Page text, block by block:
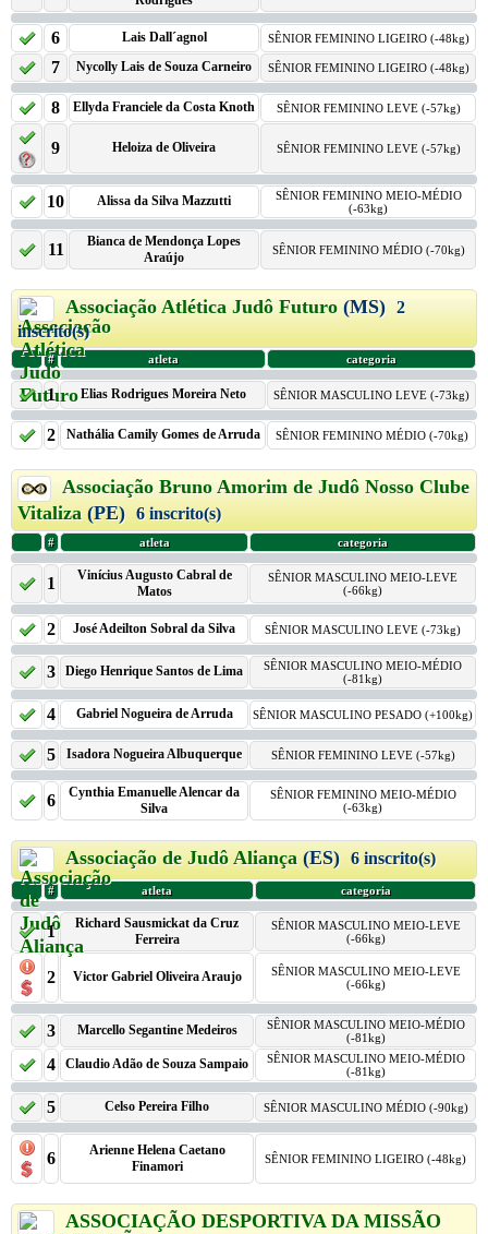
6 Lais Dall´agnol SÊNIOR FEMININO LIGEIRO (-48kg)
7 Nycolly Lais de Souza Carneiro SÊNIOR FEMININO LIGEIRO (-48kg)
8 Ellyda Franciele da Costa Knoth SÊNIOR FEMININO LEVE (-57kg)
9 Heloiza de Oliveira SÊNIOR FEMININO LEVE (-57kg)
10 Alissa da Silva Mazzutti
SÊNIOR FEMININO MEIO-MÉDIO
(-63kg)
11
Bianca de Mendonça Lopes
Araújo
SÊNIOR FEMININO MÉDIO (-70kg)
Associação Atlética Judô Futuro (MS) 2
inscrito(s)
# atleta categoria
1 Elias Rodrigues Moreira Neto SÊNIOR MASCULINO LEVE (-73kg)
2 Nathália Camily Gomes de Arruda SÊNIOR FEMININO MÉDIO (-70kg)
Associação Bruno Amorim de Judô Nosso Clube
Vitaliza (PE) 6 inscrito(s)
# atleta categoria
1
Vinícius Augusto Cabral de
Matos
SÊNIOR MASCULINO MEIO-LEVE
(-66kg)
2 José Adeilton Sobral da Silva SÊNIOR MASCULINO LEVE (-73kg)
3 Diego Henrique Santos de Lima
SÊNIOR MASCULINO MEIO-MÉDIO
(-81kg)
4 Gabriel Nogueira de Arruda SÊNIOR MASCULINO PESADO (+100kg)
5 Isadora Nogueira Albuquerque SÊNIOR FEMININO LEVE (-57kg)
6
Cynthia Emanuelle Alencar da
Silva
SÊNIOR FEMININO MEIO-MÉDIO
(-63kg)
Associação de Judô Aliança (ES) 6 inscrito(s)
# atleta categoria
1
Richard Sausmickat da Cruz
Ferreira
SÊNIOR MASCULINO MEIO-LEVE
(-66kg)
2 Victor Gabriel Oliveira Araujo
SÊNIOR MASCULINO MEIO-LEVE
(-66kg)
3 Marcello Segantine Medeiros
SÊNIOR MASCULINO MEIO-MÉDIO
(-81kg)
4 Claudio Adão de Souza Sampaio
SÊNIOR MASCULINO MEIO-MÉDIO
(-81kg)
5 Celso Pereira Filho SÊNIOR MASCULINO MÉDIO (-90kg)
6
Arienne Helena Caetano
Finamori
SÊNIOR FEMININO LIGEIRO (-48kg)
ASSOCIAÇÃO DESPORTIVA DA MISSÃO